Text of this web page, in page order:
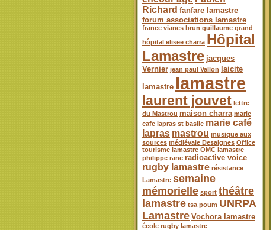
Richard fanfare lamastre
forum associations lamastre
france vianes brun guillaume grand
hôpital elisee charra Hôpital
Lamastre jacques
Vernier jean paul Vallon
laicite
lamastre lamastre
laurent jouvet lettre
du Mastrou maison charra marie
cafe lapras st basile marie café
lapras mastrou musique aux
sources médiévale Desaignes Office
tourisme lamastre OMC lamastre
philippe ranc radioactive voice
rugby lamastre résistance
Lamastre semaine
mémorielle sport théâtre
lamastre tsa poum UNRPA
Lamastre Vochora lamastre
école rugby lamastre